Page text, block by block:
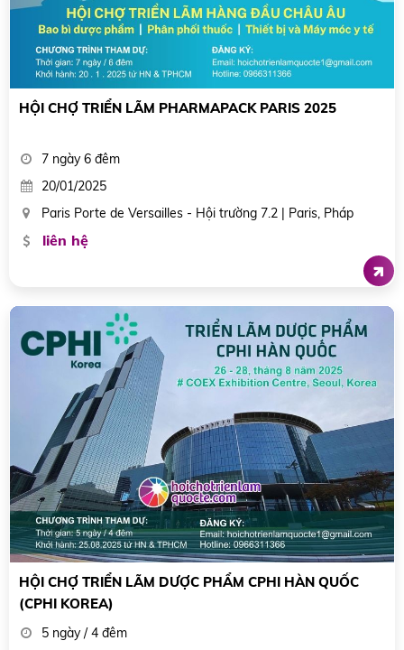
HỘI CHỢ TRIỂN LÃM PHARMAPACK PARIS 2025
7 ngày 6 đêm
20/01/2025
Paris Porte de Versailles - Hội trường 7.2 | Paris, Pháp
liên hệ
HỘI CHỢ TRIỂN LÃM DƯỢC PHẨM CPHI HÀN QUỐC
(CPHI KOREA)
5 ngày / 4 đêm